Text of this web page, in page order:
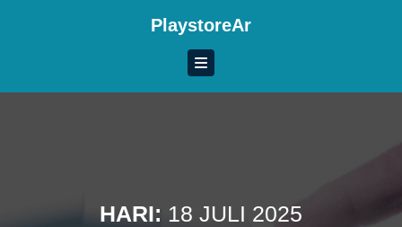
PlaystoreAr
HARI: 18 JULI 2025